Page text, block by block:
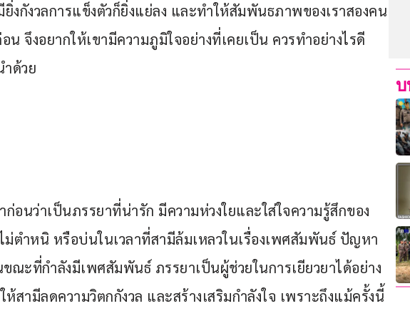
ยิ่งกังวลการแข็งตัวก็ยิ่งแย่ลง และทำให้สัมพันธภาพของเราสองคน
จึงอยากให้เขามีความภูมิใจอย่างที่เคยเป็น ควรทำอย่างไรดี
ด้วย
นว่าเป็นภรรยาที่น่ารัก มีความห่วงใยและใส่ใจความรู้สึกของ
ตำหนิ หรือบ่นในเวลาที่สามีล้มเหลวในเรื่องเพศสัมพันธ์ ปัญหา
ณะที่กำลังมีเพศสัมพันธ์ ภรรยาเป็นผู้ช่วยในการเยียวยาได้อย่าง
สามีลดความวิตกกังวล และสร้างเสริมกำลังใจ เพราะถึงแม้ครั้งนี้
บ